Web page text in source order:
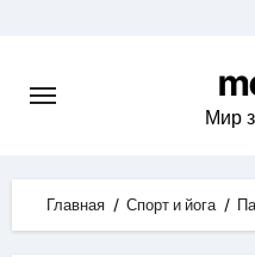
content
Мир
Главная Спорт и йога